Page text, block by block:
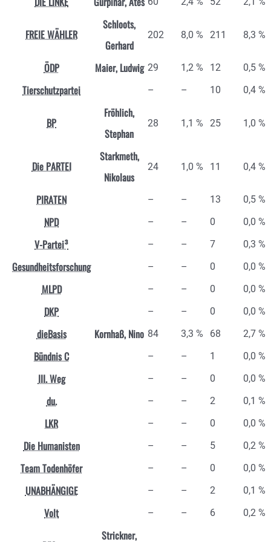
FREIE WÄHLER
Schloots,
Gerhard
202 8,0 % 211 8,3 %
ÖDP Maier, Ludwig 29 1,2 % 12 0,5 %
Tierschutzpartei – – 10 0,4 %
BP
Fröhlich,
Stephan
28 1,1 % 25 1,0 %
Die PARTEI
Starkmeth,
Nikolaus
24 1,0 % 11 0,4 %
PIRATEN – – 13 0,5 %
NPD – – 0 0,0 %
V-Partei³ – – 7 0,3 %
Gesundheitsforschung – – 0 0,0 %
MLPD – – 0 0,0 %
DKP – – 0 0,0 %
dieBasis Kornhaß, Nino 84 3,3 % 68 2,7 %
Bündnis C – – 1 0,0 %
III. Weg – – 0 0,0 %
du. – – 2 0,1 %
LKR – – 0 0,0 %
Die Humanisten – – 5 0,2 %
Team Todenhöfer – – 0 0,0 %
UNABHÄNGIGE – – 2 0,1 %
Volt – – 6 0,2 %
Strickner,